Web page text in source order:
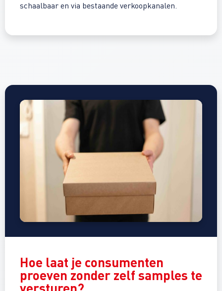
schaalbaar en via bestaande verkoopkanalen.
Hoe laat je consumenten
proeven zonder zelf samples te
versturen?